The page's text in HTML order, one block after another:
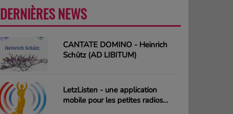
DERNIÈRES NEWS
CANTATE DOMINO - Heinrich
Schütz (AD LIBITUM)
LetzListen - une application
mobile pour les petites radios